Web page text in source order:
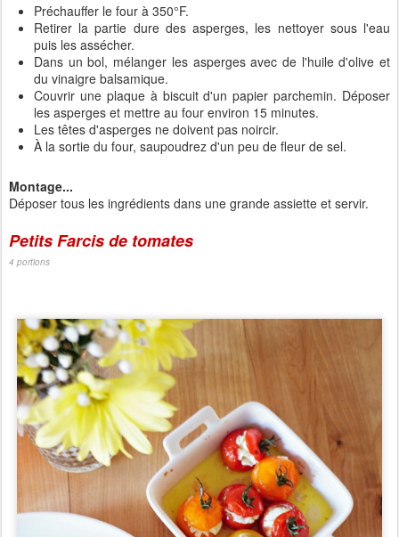
Préchauffer le four à 350°F.
Retirer la partie dure des asperges, les nettoyer sous l'eau
puis les assécher.
Dans un bol, mélanger les asperges avec de l'huile d'olive et
du vinaigre balsamique.
Couvrir une plaque à biscuit d'un papier parchemin. Déposer
les asperges et mettre au four environ 15 minutes.
Les têtes d'asperges ne doivent pas noircir.
À la sortie du four, saupoudrez d'un peu de fleur de sel.
Montage...
Déposer tous les ingrédients dans une grande assiette et servir.
Petits Farcis de tomates
4 portions